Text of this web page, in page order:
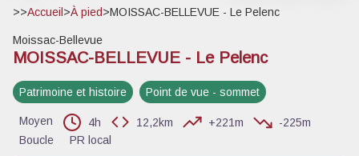
Voir l'image en plein écran
>>Accueil>À pied>MOISSAC-BELLEVUE - Le Pelenc
Moissac-Bellevue
MOISSAC-BELLEVUE - Le Pelenc
Patrimoine et histoire Point de vue - sommet
Moyen 4h 12,2km +221m
-225m
Boucle
PR local